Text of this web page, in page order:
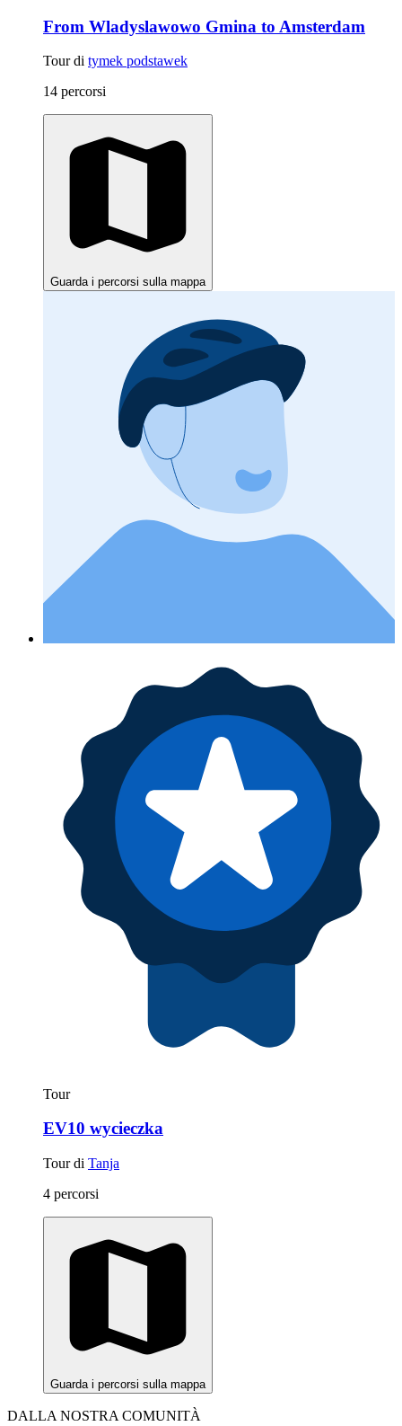
From Wladyslawowo Gmina to Amsterdam
Tour di tymek podstawek
14 percorsi
Guarda i percorsi sulla mappa
Tour
EV10 wycieczka
Tour di Tanja
4 percorsi
Guarda i percorsi sulla mappa
DALLA NOSTRA COMUNITÀ